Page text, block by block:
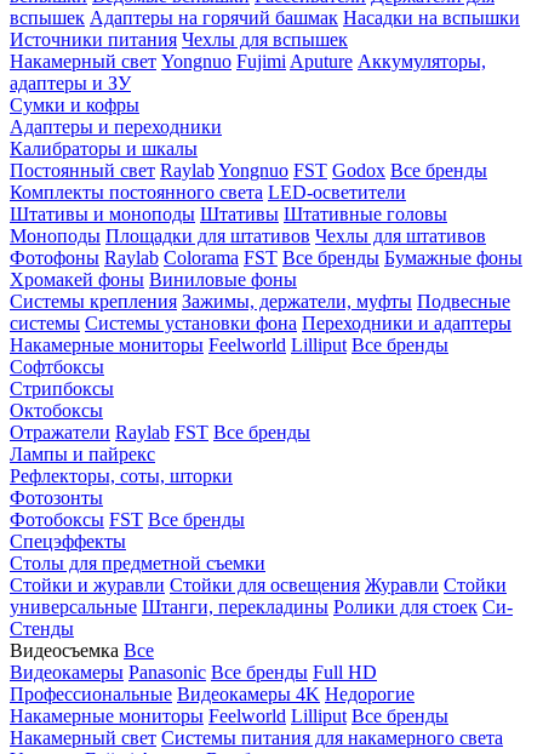
вспышек Адаптеры на горячий башмак Насадки на вспышки
Источники питания Чехлы для вспышек
Накамерный свет Yongnuo Fujimi Aputure Аккумуляторы,
адаптеры и ЗУ
Сумки и кофры
Адаптеры и переходники
Калибраторы и шкалы
Постоянный свет RaylabYongnuo FST Godox Все бренды
Комплекты постоянного света LED-осветители
Штативы и моноподы Штативы Штативные головы
Моноподы Площадки для штативов Чехлы для штативов
Фотофоны Raylab Colorama FST Все бренды Бумажные фоны
Хромакей фоны Виниловые фоны
Системы крепления Зажимы, держатели, муфты Подвесные
системы Системы установки фона Переходники и адаптеры
Накамерные мониторы Feelworld Lilliput Все бренды
Софтбоксы
Стрипбоксы
Октобоксы
Отражатели Raylab FST Все бренды
Лампы и пайрекс
Рефлекторы, соты, шторки
Фотозонты
Фотобоксы FST Все бренды
Спецэффекты
Столы для предметной съемки
Стойки и журавли Стойки для освещения Журавли Стойки
универсальные Штанги, перекладины Ролики для стоек Си-
Стенды
Видеосъемка Все
Видеокамеры Panasonic Все бренды Full HD
Профессиональные Видеокамеры 4K Недорогие
Накамерные мониторы Feelworld Lilliput Все бренды
Накамерный свет Системы питания для накамерного света